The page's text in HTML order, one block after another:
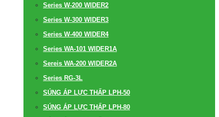
Series W-200 WIDER2
Series W-300 WIDER3
Series W-400 WIDER4
Series WA-101 WIDER1A
Sereis WA-200 WIDER2A
Series RG-3L
SÚNG ÁP LỰC THẤP LPH-50
SÚNG ÁP LỰC THẤP LPH-80